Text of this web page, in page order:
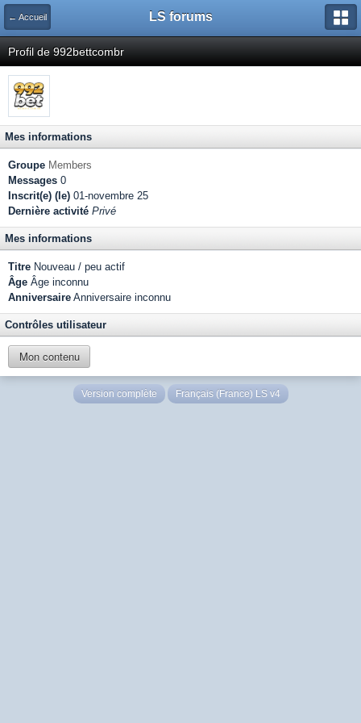
← Accueil LS forums
Profil de 992bettcombr
Mes informations
Groupe Members
Messages 0
Inscrit(e) (le) 01-novembre 25
Dernière activité Privé
Mes informations
Titre Nouveau / peu actif
Âge Âge inconnu
Anniversaire Anniversaire inconnu
Contrôles utilisateur
Mon contenu
Version complète Français (France) LS v4